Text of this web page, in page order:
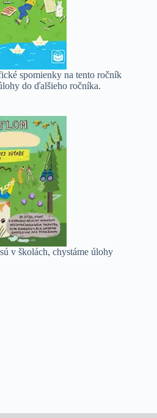
spomienky na tento ročník
do ďalšieho ročníka.
v školách, chystáme úlohy